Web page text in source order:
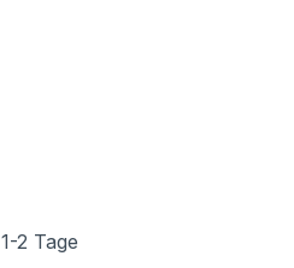
2 Tage